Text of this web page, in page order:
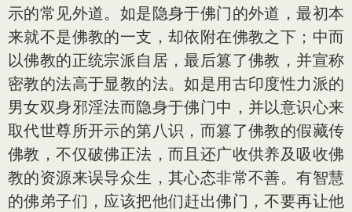
示的常见外道。如是隐身于佛门的外道，最初本
来就不是佛教的一支，却依附在佛教之下；中而
以佛教的正统宗派自居，最后篡了佛教，并宣称
密教的法高于显教的法。如是用古印度性力派的
男女双身邪淫法而隐身于佛门中，并以意识心来
取代世尊所开示的第八识，而篡了佛教的假藏传
佛教，不仅破佛正法，而且还广收供养及吸收佛
教的资源来误导众生，其心态非常不善。有智慧
的佛弟子们，应该把他们赶出佛门，不要再让他